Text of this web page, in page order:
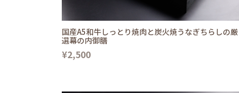
国産A5和牛しっとり焼肉と炭火焼うなぎちらしの厳
選幕の内御膳
¥2,500